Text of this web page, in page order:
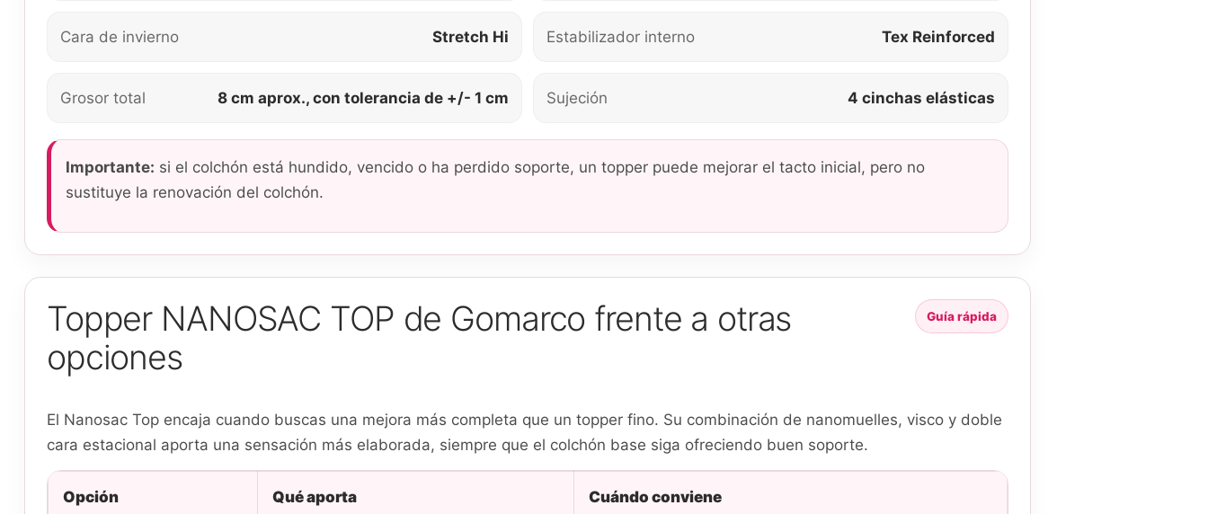
Cara de invierno Stretch Hi Estabilizador interno Tex Reinforced
Grosor total 8 cm aprox., con tolerancia de +/- 1 cm Sujeción 4 cinchas elásticas
Importante: si el colchón está hundido, vencido o ha perdido soporte, un topper puede mejorar el tacto inicial, pero no
sustituye la renovación del colchón.
Topper NANOSAC TOP de Gomarco frente a otras
opciones
Guía rápida
El Nanosac Top encaja cuando buscas una mejora más completa que un topper fino. Su combinación de nanomuelles, visco y doble
cara estacional aporta una sensación más elaborada, siempre que el colchón base siga ofreciendo buen soporte.
Opción Qué aporta Cuándo conviene